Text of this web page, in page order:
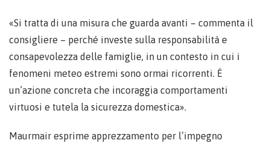
«Si tratta di una misura che guarda avanti – commenta il
consigliere – perché investe sulla responsabilità e
consapevolezza delle famiglie, in un contesto in cui i
fenomeni meteo estremi sono ormai ricorrenti. È
un’azione concreta che incoraggia comportamenti
virtuosi e tutela la sicurezza domestica».
Maurmair esprime apprezzamento per l’impegno